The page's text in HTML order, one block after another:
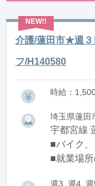
介護/蓮田市★週３
フ/H140580
時給：
埼玉県蓮田
宇都宮線
■バイク
■就業場
週3, 週4, 週